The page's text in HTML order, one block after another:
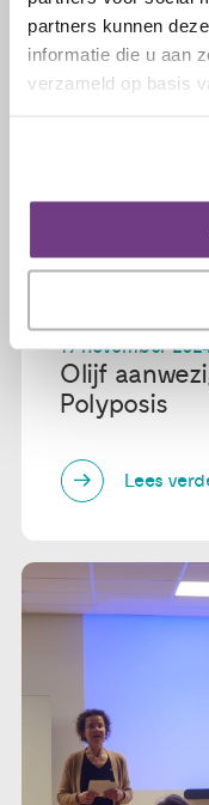
partners kunnen
informatie die u aan
verzameld op basis
19 november
Olijf
Polyposis
Lees